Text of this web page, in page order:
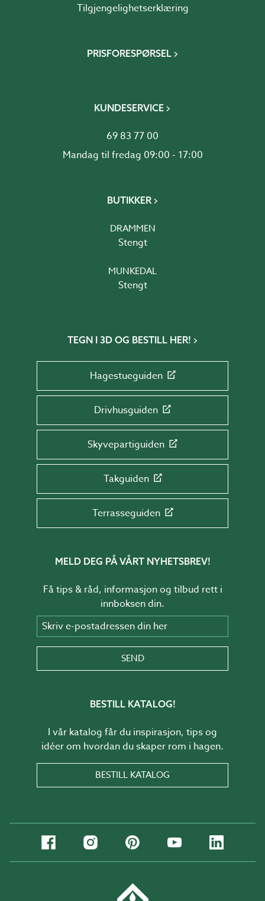
Tilgjengelighetserklæring
PRISFORESPØRSEL
KUNDESERVICE
69 83 77 00
Mandag til fredag 09:00 - 17:00
BUTIKKER
DRAMMEN
Stengt
MUNKEDAL
Stengt
TEGN I 3D OG BESTILL HER!
Hagestueguiden
Drivhusguiden
Skyvepartiguiden
Takguiden
Terrasseguiden
MELD DEG PÅ VÅRT NYHETSBREV!
Få tips & råd, informasjon og tilbud rett i
innboksen din.
Skriv e-postadressen din her
SEND
BESTILL KATALOG!
I vår katalog får du inspirasjon, tips og
idéer om hvordan du skaper rom i hagen.
BESTILL KATALOG